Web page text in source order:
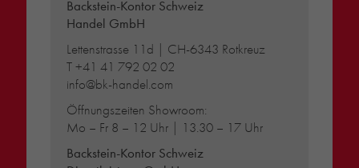
Backstein-Kontor Schweiz
Handel GmbH
Lettenstrasse 11d | CH-6343 Rotkreuz
T+41 41 792 02 02
info@bk-handel.com
Öffnungszeiten Showroom:
Mo – Fr 8 – 12 Uhr | 13.30 – 17 Uhr
Backstein-Kontor Schweiz